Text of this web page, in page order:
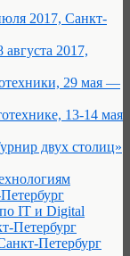
2017, Санкт-
2017,
29 мая —
13-14 мая
двух столиц»
IT и Digital
Петербург
Петербург